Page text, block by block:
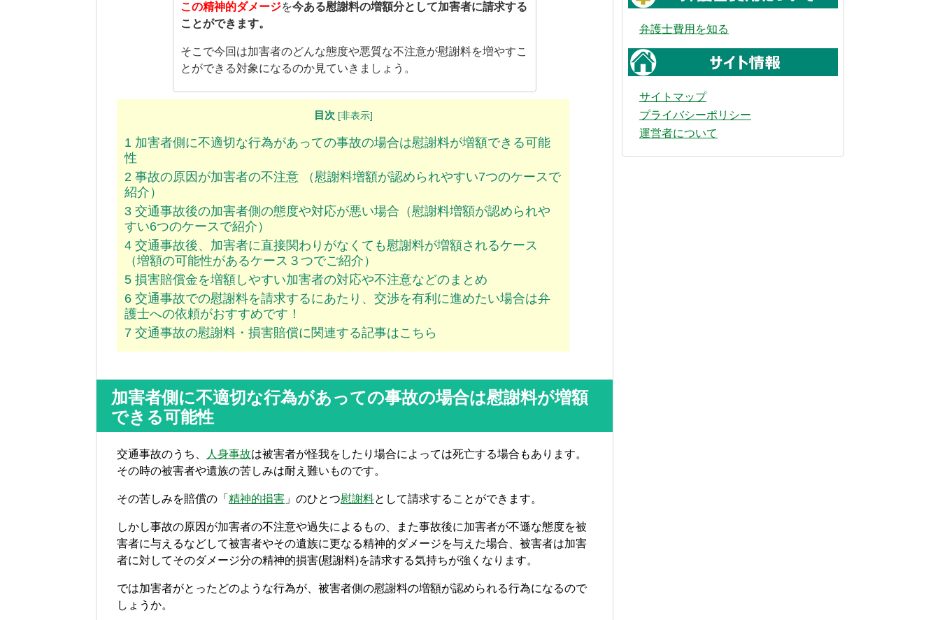
この精神的ダメージを今ある慰謝料の増額分として加害者に請求する
ことができます。
そこで今回は加害者のどんな態度や悪質な不注意が慰謝料を増やすこ
とができる対象になるのか見ていきましょう。
目次 [非表示]
1 加害者側に不適切な行為があっての事故の場合は慰謝料が増額できる可能
性
2 事故の原因が加害者の不注意 （慰謝料増額が認められやすい7つのケースで
紹介）
3 交通事故後の加害者側の態度や対応が悪い場合（慰謝料増額が認められや
すい6つのケースで紹介）
4 交通事故後、加害者に直接関わりがなくても慰謝料が増額されるケース
（増額の可能性があるケース３つでご紹介）
5 損害賠償金を増額しやすい加害者の対応や不注意などのまとめ
6 交通事故での慰謝料を請求するにあたり、交渉を有利に進めたい場合は弁
護士への依頼がおすすめです！
7 交通事故の慰謝料・損害賠償に関連する記事はこちら
加害者側に不適切な行為があっての事故の場合は慰謝料が増額
できる可能性
交通事故のうち、 人身事故は被害者が怪我をしたり場合によっては死亡する場合もあります。
その時の被害者や遺族の苦しみは耐え難いものです。
その苦しみを賠償の「 精神的損害 」のひとつ慰謝料として請求することができます。
しかし事故の原因が加害者の不注意や過失によるもの、また事故後に加害者が不遜な態度を被
害者に与えるなどして被害者やその遺族に更なる精神的ダメージを与えた場合、被害者は加害
者に対してそのダメージ分の精神的損害(慰謝料)を請求する気持ちが強くなります。
では加害者がとったどのような行為が、被害者側の慰謝料の増額が認められる行為になるので
しょうか。
弁護士費用を知る
サイトマップ
プライバシーポリシー
運営者について